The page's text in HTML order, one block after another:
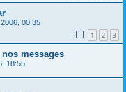
00:35
1 2 3
messages
18:55